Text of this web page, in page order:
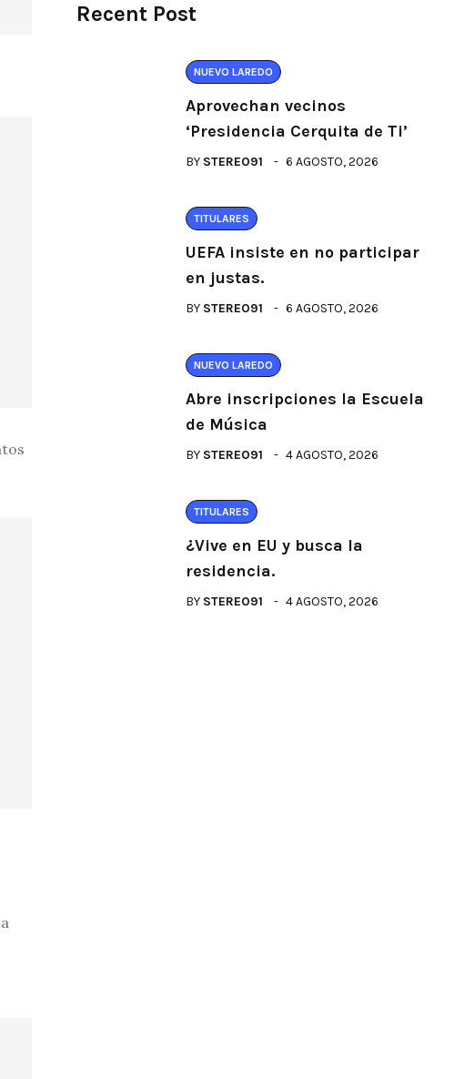
Recent Post
NUEVO LAREDO
Aprovechan vecinos
‘Presidencia Cerquita de Ti’
BY STEREO91 6 AGOSTO, 2026
TITULARES
UEFA insiste en no participar
en justas.
BY STEREO91 6 AGOSTO, 2026
NUEVO LAREDO
Abre inscripciones la Escuela
de Música
BY STEREO91 4 AGOSTO, 2026
TITULARES
¿Vive en EU y busca la
residencia.
BY STEREO91 4 AGOSTO, 2026